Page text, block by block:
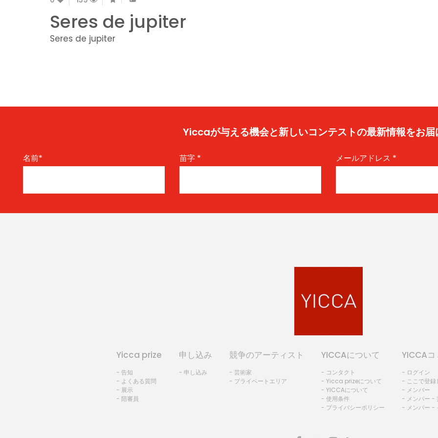
Seres de jupiter
Seres de jupiter
Yiccaが与える機会と新しいコンテストの最新情報をお届
名前* 苗字 * メールアドレス *
Yicca prize
- 告知
- よくある質問
- 展示
- 陪審員
申し込み
- 申し込み
競争のアーティスト
- 芸術家
- プライベートエリア
YICCAについて
- コンタクト
- Yicca prizeについて
- YICCAについて
- 使用条件
- プライバシーポリシー
YICCA
- ログイン
- ここで登録
- メンバー
- メンバー -
- メンバー -